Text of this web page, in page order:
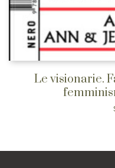
Le visionarie.